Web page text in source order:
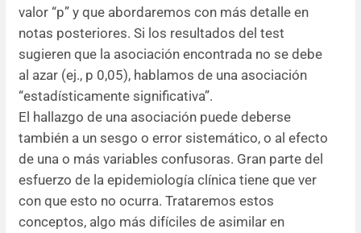
valor “p” y que abordaremos con más detalle en
notas posteriores. Si los resultados del test
sugieren que la asociación encontrada no se debe
al azar (ej., p 0,05), hablamos de una asociación
“estadísticamente significativa”.
El hallazgo de una asociación puede deberse
también a un sesgo o error sistemático, o al efecto
de una o más variables confusoras. Gran parte del
esfuerzo de la epidemiología clínica tiene que ver
con que esto no ocurra. Trataremos estos
conceptos, algo más difíciles de asimilar en